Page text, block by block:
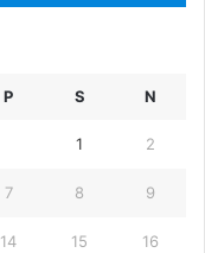
P S N
1 2
7 8 9
14 15 16